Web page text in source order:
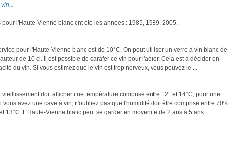
pour l'Haute-Vienne blanc ont été les années : 1985, 1989, 2005.
pour l'Haute-Vienne blanc est de 10°C. On peut utiliser un verre à vin blanc de
de 10 cl. Il est possible de carafer ce vin pour l'aérer. Cela est à décider en
du vin. Si vous estimez que le vin est trop nerveux, vous pouvez le ...
vieillissement doit afficher une température comprise entre 12° et 14°C, pour une
vous avez une cave à vin, n'oubliez pas que l'humidité doit être comprise entre 70%
13°C. L'Haute-Vienne blanc peut se garder en moyenne de 2 ans à 5 ans.